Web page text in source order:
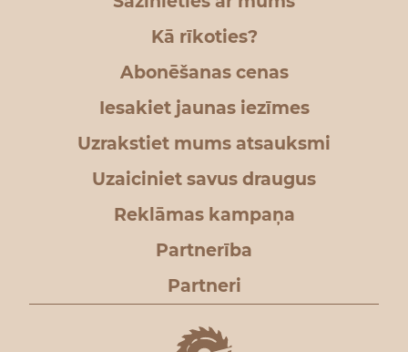
Kā rīkoties?
Abonēšanas cenas
Iesakiet jaunas iezīmes
Uzrakstiet mums atsauksmi
Uzaiciniet savus draugus
Reklāmas kampaņa
Partnerība
Partneri